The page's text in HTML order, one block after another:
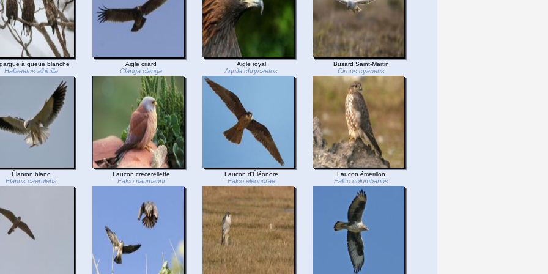
à queue blanche
Haliaeetus albicilla
Aigle criard
Clanga clanga
Aigle royal
Aquila chrysaetos
Busard Saint-Martin
Circus cyaneus
Élanion blanc
Elanus caeruleus
Faucon crécerellette
Falco naumanni
Faucon d'Éléonore
Falco eleonorae
Faucon émerillon
Falco columbarius